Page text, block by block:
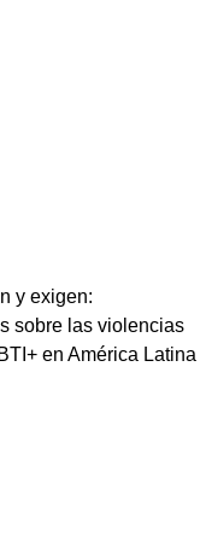
y exigen:
sobre las violencias
en América Latina